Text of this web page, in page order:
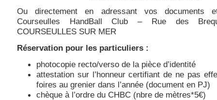
Ou directement en adressant vos documents
Courseulles HandBall Club – Rue des
COURSEULLES SUR MER
Réservation pour les particuliers :
photocopie recto/verso de la pièce d’identité
attestation sur l’honneur certifiant de ne pas
foires au grenier dans l’année (document en PJ)
chèque à l’ordre du CHBC (nbre de mètres*5€)